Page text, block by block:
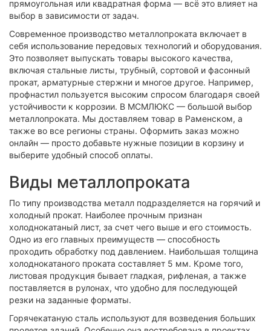
прямоугольная или квадратная форма — всё это влияет на
выбор в зависимости от задач.
Современное производство металлопроката включает в
себя использование передовых технологий и оборудования.
Это позволяет выпускать товары высокого качества,
включая стальные листы, трубный, сортовой и фасонный
прокат, арматурные стержни и многое другое. Например,
профнастил пользуется высоким спросом благодаря своей
устойчивости к коррозии. В МСМЛЮКС — большой выбор
металлопроката. Мы доставляем товар в Раменском, а
также во все регионы страны. Оформить заказ можно
онлайн — просто добавьте нужные позиции в корзину и
выберите удобный способ оплаты.
Виды металлопроката
По типу производства металл подразделяется на горячий и
холодный прокат. Наиболее прочным признан
холоднокатаный лист, за счет чего выше и его стоимость.
Одно из его главных преимуществ — способность
проходить обработку под давлением. Наибольшая толщина
холоднокатаного проката составляет 5 мм. Кроме того,
листовая продукция бывает гладкая, рифленая, а также
поставляется в рулонах, что удобно для последующей
резки на заданные форматы.
Горячекатаную сталь используют для возведения больших